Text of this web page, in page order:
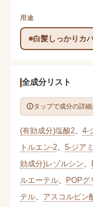
用途
白髪しっかりカ
全成分リスト
タップで成分の詳
(有効成分)塩酸2、 4-
トルエン-2、 5-ジア
効成分)レゾルシン
ルエーテル、 POPグ
テル、 アスコルビン